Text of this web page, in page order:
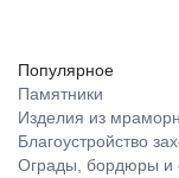
Популярное
Памятники
Изделия из
Благоустройство
Ограды, бордюры и